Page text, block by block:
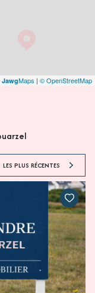
JawgMaps | © OpenStreetMap
LES PLUS RÉCENTES